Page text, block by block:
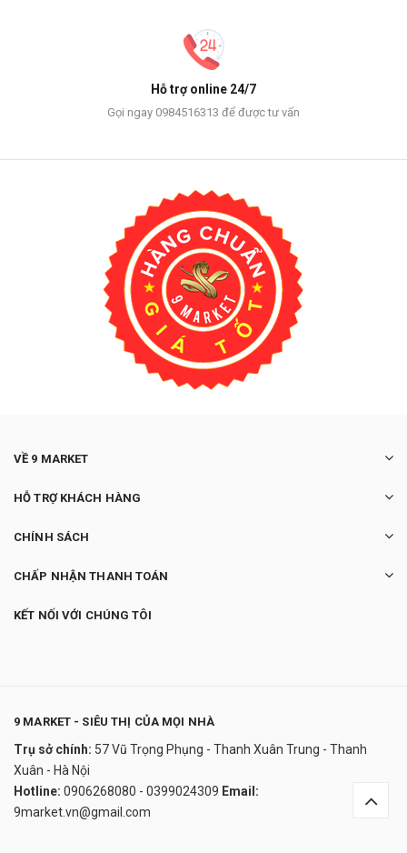
Hỗ trợ online 24/7
Gọi ngay 0984516313 để được tư vấn
VỀ 9 MARKET
HỖ TRỢ KHÁCH HÀNG
CHÍNH SÁCH
CHẤP NHẬN THANH TOÁN
KẾT NỐI VỚI CHÚNG TÔI
9 MARKET - SIÊU THỊ CỦA MỌI NHÀ
Trụ sở chính: 57 Vũ Trọng Phụng - Thanh Xuân Trung - Thanh
Xuân - Hà Nội
Hotline: 0906268080 - 0399024309 Email:
9market.vn@gmail.com
Feuerzeug
1.350.000₫